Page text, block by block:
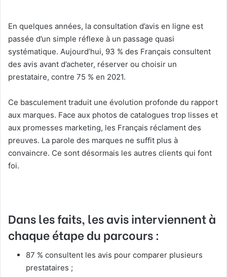
En quelques années, la consultation d’avis en ligne est
passée d’un simple réflexe à un passage quasi
systématique. Aujourd’hui, 93 % des Français consultent
des avis avant d’acheter, réserver ou choisir un
prestataire, contre 75 % en 2021.
Ce basculement traduit une évolution profonde du rapport
aux marques. Face aux photos de catalogues trop lisses et
aux promesses marketing, les Français réclament des
preuves. La parole des marques ne suffit plus à
convaincre. Ce sont désormais les autres clients qui font
foi.
Dans les faits, les avis interviennent à
chaque étape du parcours :
87 % consultent les avis pour comparer plusieurs
prestataires ;